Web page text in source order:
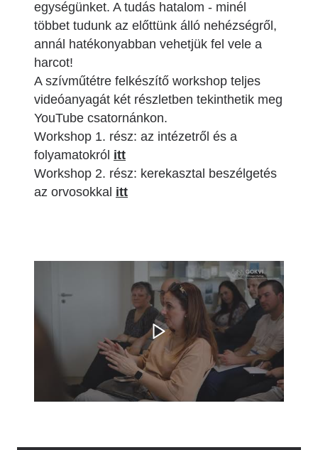
egységünket. A tudás hatalom - minél
többet tudunk az előttünk álló nehézségről,
annál hatékonyabban vehetjük fel vele a
harcot!
A szívműtétre felkészítő workshop teljes
videóanyagát két részletben tekinthetik meg
YouTube csatornánkon.
Workshop 1. rész: az intézetről és a
folyamatokról itt
Workshop 2. rész: kerekasztal beszélgetés
az orvosokkal itt